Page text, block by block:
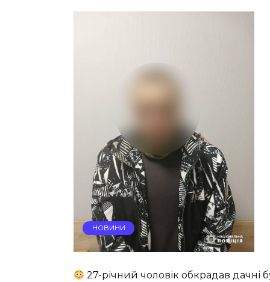
НОВИНИ
27-річний чоловік обкрадав дачні